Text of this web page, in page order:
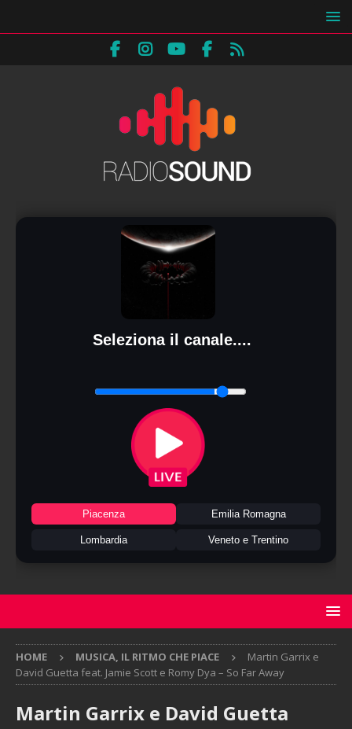
Seleziona il canale....
Piacenza Emilia Romagna
Lombardia Veneto e Trentino
HOME MUSICA, IL RITMO CHE PIACE
Martin Garrix e
David Guetta feat. Jamie Scott e Romy Dya – So Far Away
Martin Garrix e David Guetta